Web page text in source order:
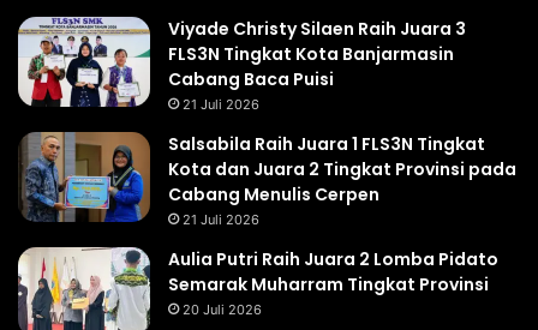
Viyade Christy Silaen Raih Juara 3
FLS3N Tingkat Kota Banjarmasin
Cabang Baca Puisi
21 Juli 2026
Salsabila Raih Juara 1 FLS3N Tingkat
Kota dan Juara 2 Tingkat Provinsi pada
Cabang Menulis Cerpen
21 Juli 2026
Aulia Putri Raih Juara 2 Lomba Pidato
Semarak Muharram Tingkat Provinsi
20 Juli 2026